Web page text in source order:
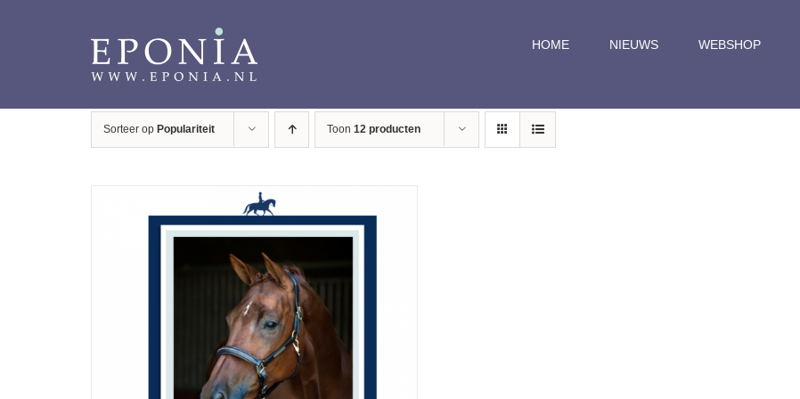
HOME NIEUWS WEBSHOP
Sorteer op Populariteit Toon 12 producten